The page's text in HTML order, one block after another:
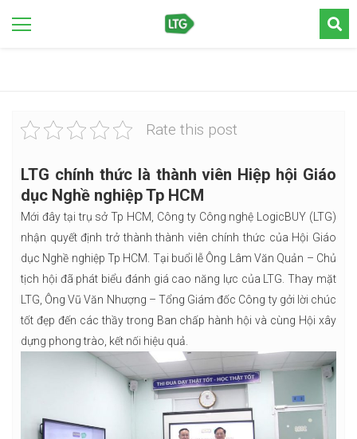
Rate this post
LTG chính thức là thành viên Hiệp hội Giáo
dục Nghề nghiệp Tp HCM
Mới đây tại trụ sở Tp HCM, Công ty Công nghệ LogicBUY (LTG)
nhận quyết định trở thành thành viên chính thức của Hội Giáo
dục Nghề nghiệp Tp HCM. Tại buổi lễ Ông Lâm Văn Quản – Chủ
tịch hội đã phát biểu đánh giá cao năng lực của LTG. Thay mặt
LTG, Ông Vũ Văn Nhượng – Tổng Giám đốc Công ty gởi lời chúc
tốt đẹp đến các thầy trong Ban chấp hành hội và cùng Hội xây
dựng phong trào, kết nối hiệu quả.